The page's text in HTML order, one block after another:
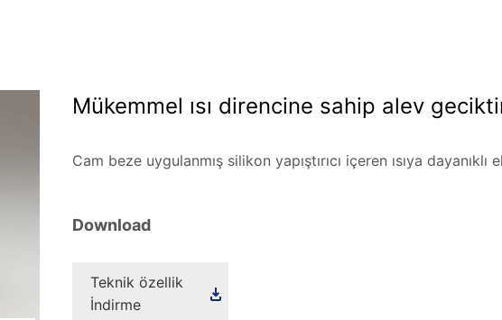
Mükemmel ısı direncine sahip alev
Cam beze uygulanmış silikon yapıştırıcı içeren ısıya dayanıklı
Download
Teknik özellik
İndirme